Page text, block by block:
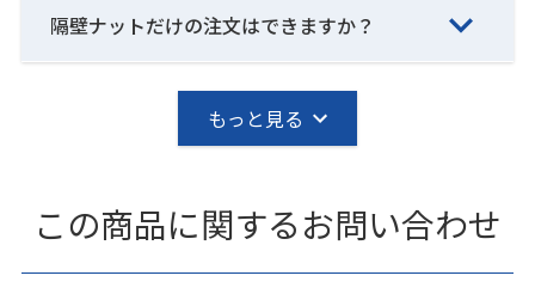
隔壁ナットだけの注文はできますか？
もっと見る
この商品に関するお問い合わせ